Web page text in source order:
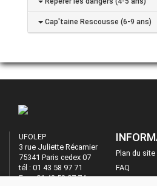
Cap'taine Rescousse (6-9 ans)
UFOLEP
3 rue Juliette Récamier
75341 Paris cedex 07
tél : 01 43 58 97 71
Fax : 01 43 58 97 74
Plan du site
FAQ